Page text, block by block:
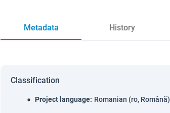
Metadata History
Classification
Project language: Romanian (ro, Română)